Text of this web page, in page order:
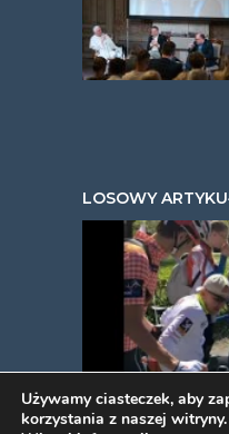
LOSOWY
Historia
Używamy ciasteczek, aby
korzystania z naszej witryny.